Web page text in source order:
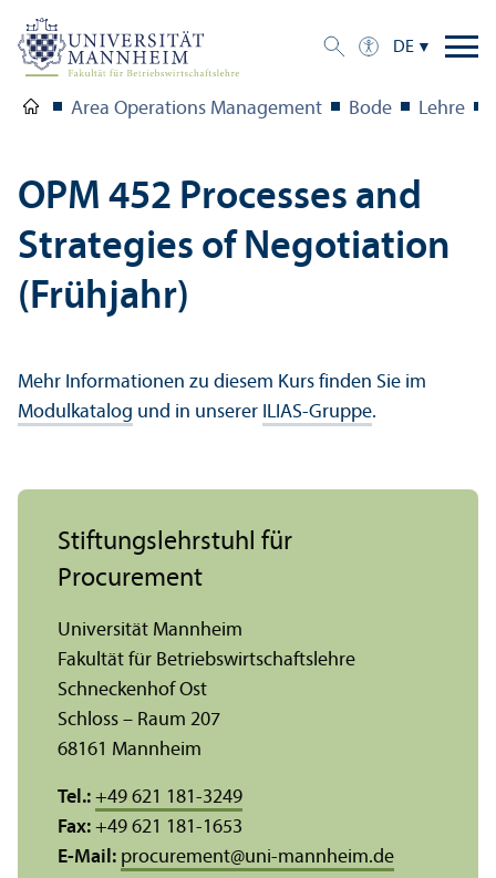
DE
Area Operations Management Bode Lehre
OPM 452 Processes and
Strategies of Negotiation
(Frühjahr)
Mehr Informationen zu diesem Kurs finden Sie im
Modulkatalog und in unserer ILIAS-Gruppe.
Stiftungs­lehr­stuhl für
Procurement
Universität Mannheim
Fakultät für Betriebs­wirtschafts­lehre
Schneckenhof Ost
Schloss – Raum 207
68161 Mannheim
Tel.: +49 621 181-3249
Fax: +49 621 181-1653
E-Mail: procurement@uni-mannheim.de